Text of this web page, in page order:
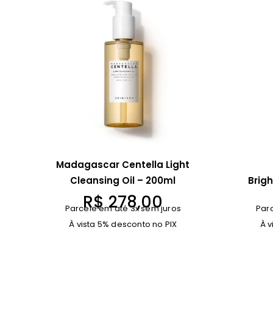
Madagascar Centella Light
Cleansing Oil – 200ml
R$278,00
Parcele em até 3x sem juros
À vista 5% desconto no PIX
À